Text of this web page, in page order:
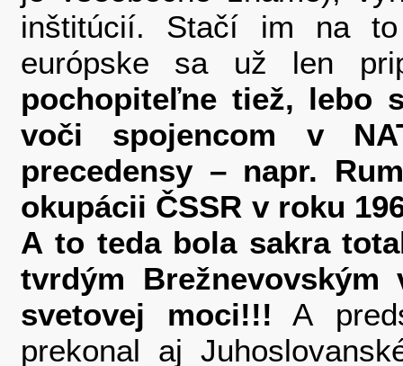
inštitúcií. Stačí im na
európske sa už len
pochopiteľne tiež, lebo
voči spojencom v
precedensy – napr.
okupácii ČSSR v roku
A to teda bola sakra
tvrdým
svetovej moci!!! A
prekonal aj